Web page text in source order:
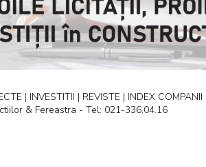
| INVESTITII | REVISTE | INDEX COMPANII
& Fereastra - Tel: 021-336.04.16